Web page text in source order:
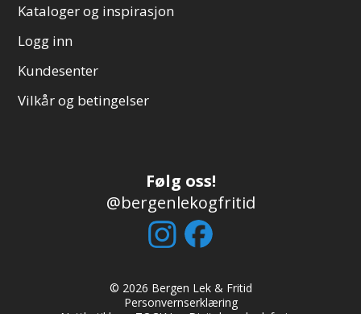
Kataloger og inspirasjon
Logg inn
Kundesenter
Vilkår og betingelser
Følg oss!
@bergenlekogfritid
© 2026 Bergen Lek & Fritid
Personvernserklæring